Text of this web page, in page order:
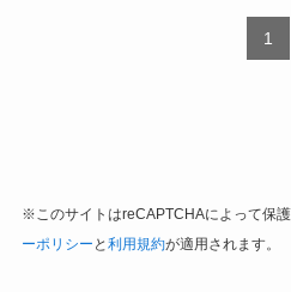
1
※このサイトはreCAPTCHAによって保
ーポリシー と 利用規約が適用されます。